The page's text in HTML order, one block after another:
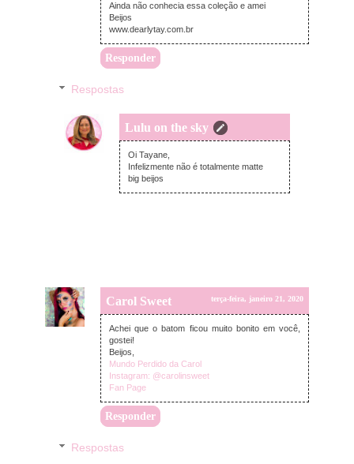
Ainda não conhecia essa coleção e amei
Beijos
www.dearlytay.com.br
Responder
Respostas
Lulu on the sky
quarta-feira, janeiro 22, 2020
Oi Tayane,
Infelizmente não é totalmente matte
big beijos
Carol Sweet terça-feira, janeiro 21, 2020
Achei que o batom ficou muito bonito em você,
gostei!
Beijos,
Mundo Perdido da Carol
Instagram: @carolinsweet
Fan Page
Responder
Respostas